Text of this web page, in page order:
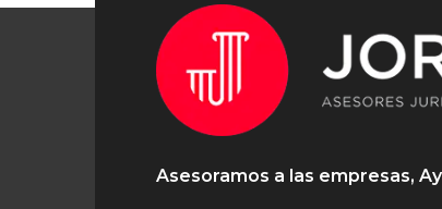
Asesoramos a las empresas,